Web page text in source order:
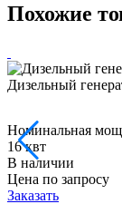
Похожие
Дизельный
Номинальная
16 квт
В наличии
Цена по запросу
Заказать